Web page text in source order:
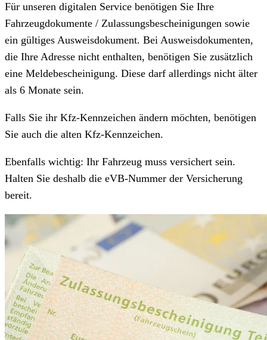
Für unseren digitalen Service benötigen Sie Ihre
Fahrzeugdokumente / Zulassungsbescheinigungen sowie
ein gültiges Ausweisdokument. Bei Ausweisdokumenten,
die Ihre Adresse nicht enthalten, benötigen Sie zusätzlich
eine Meldebescheinigung. Diese darf allerdings nicht älter
als 6 Monate sein.
Falls Sie ihr Kfz-Kennzeichen ändern möchten, benötigen
Sie auch die alten Kfz-Kennzeichen.
Ebenfalls wichtig: Ihr Fahrzeug muss versichert sein.
Halten Sie deshalb die eVB-Nummer der Versicherung
bereit.